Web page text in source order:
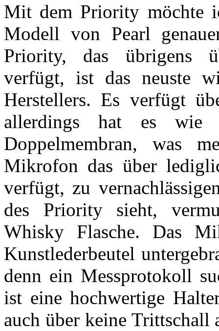
Mit dem Priority möchte
Modell von Pearl
Priority, das übrigens
verfügt, ist das neuste
Herstellers. Es verfügt
allerdings hat es wie
Doppelmembran, was
Mikrofon das über
verfügt, zu
des Priority sieht,
Whisky Flasche. Das
Kunstlederbeutel
denn ein Messprotokoll
ist eine hochwertige
auch über keine Trittschall